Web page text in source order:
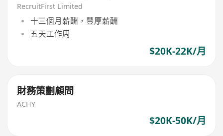
RecruitFirst Limited
十三個月薪酬，豐厚薪酬
五天工作周
$20K-22K/月
財務策劃顧問
ACHY
$20K-50K/月